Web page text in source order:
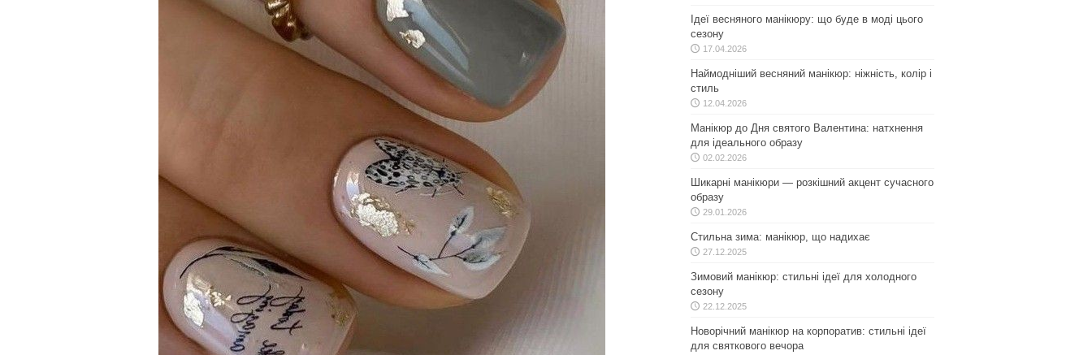
Ідеї весняного манікюру: що буде в моді цього
сезону
17.04.2026
Наймодніший весняний манікюр: ніжність, колір і
стиль
12.04.2026
Манікюр до Дня святого Валентина: натхнення
для ідеального образу
02.02.2026
Шикарні манікюри — розкішний акцент сучасного
образу
29.01.2026
Стильна зима: манікюр, що надихає
27.12.2025
Зимовий манікюр: стильні ідеї для холодного
сезону
22.12.2025
Новорічний манікюр на корпоратив: стильні ідеї
для святкового вечора